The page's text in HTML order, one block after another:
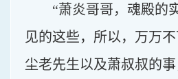
“萧炎哥哥，魂殿的
见的这些，所以，万万
尘老先生以及萧叔叔的